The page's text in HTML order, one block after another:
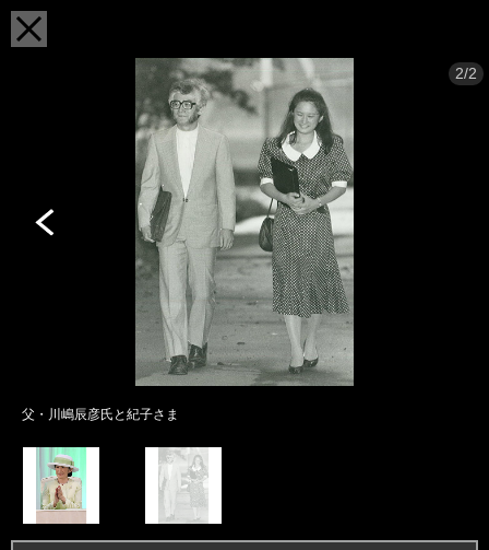
2/2
父・川嶋辰彦氏と紀子さま